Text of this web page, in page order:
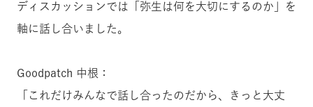
ディスカッションでは「弥生は何を大切にするのか」を
軸に話し合いました。
Goodpatch 中根：
「これだけみんなで話し合ったのだから、きっと大丈